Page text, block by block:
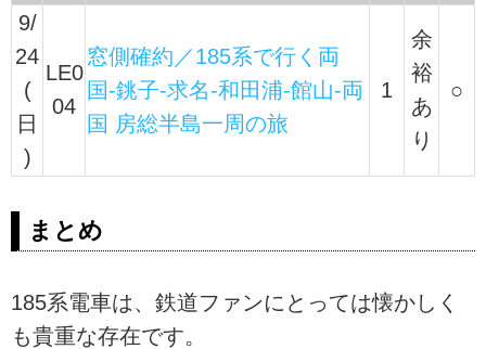
9/
24
(
日
)
LE0
04
窓側確約／185系で行く両
国-銚子-求名-和田浦-館山-両
国 房総半島一周の旅
1
余
裕
あ
り
○
まとめ
185系電車は、鉄道ファンにとっては懐かしく
も貴重な存在です。